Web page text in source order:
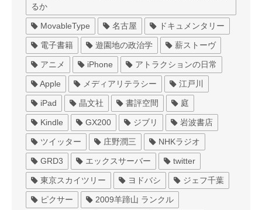
るか
MovableType 名古屋 ドキュメンタリー
電子書籍 遊園地の政治学 薪ストーヴ
アニメ iPhone アトラクションの日常
Apple メディアリテラシー 江戸川
iPad 晶文社 書評空間 庭
Kindle GX200 ジブリ 岩波書店
ツイッター 庄野潤三 NHKラジオ
GRD3 エックスサーバー twitter
東京スカイツリー ヨドバシ ジェフ千葉
ピクサー 2009羊蹄山 ランクル